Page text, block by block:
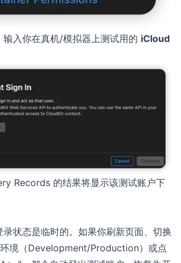
入你在真机/模拟器上测试用的 iCloud
Records 的结果将显示该测试账户下
录状态是临时的。如果你刷新页面、切换
境（Development/Production）或点